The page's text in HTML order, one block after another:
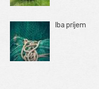
Iba príjem